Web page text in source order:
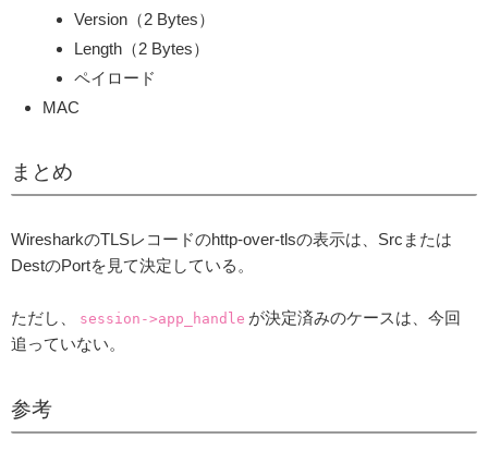
Version（2 Bytes）
Length（2 Bytes）
ペイロード
MAC
まとめ
WiresharkのTLSレコードのhttp-over-tlsの表示は、Srcまたは
DestのPortを見て決定している。
ただし、 session->app_handle が決定済みのケースは、今回
追っていない。
参考